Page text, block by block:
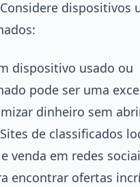
dispositivos
dispositivo usado ou
pode ser uma
dinheiro sem
de classificados
venda em redes
encontrar ofertas